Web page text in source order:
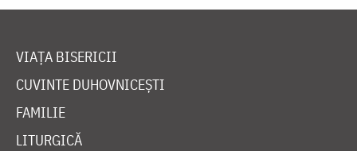
VIAȚA BISERICII
CUVINTE DUHOVNICEȘTI
FAMILIE
LITURGICĂ